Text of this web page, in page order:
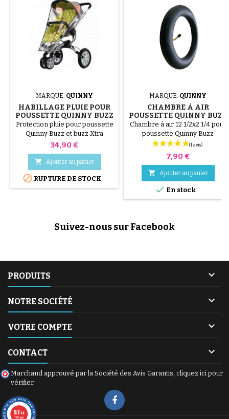
MARQUE: QUINNY
HABILLAGE PLUIE POUR
POUSSETTE QUINNY BUZZ
- BUZZ XTRA
Protection pluie pour poussette
Quinny Buzz et buzz Xtra
Prix
34,90 €
 Ajouter au panier
 RUPTURE DE STOCK
MARQUE: QUINNY
CHAMBRE À AIR
POUSSETTE QUINNY BUZZ
Chambre à air 12 1/2x2 1/4 pour
poussette Quinny Buzz
Prix
7,90 €
 Ajouter au panier
 En stock
Suivez-nous sur Facebook
PRODUITS 
NOTRE SOCIÉTÉ 
VOTRE COMPTE 
CONTACT 
Marchand approuvé par la Société des Avis Garantis, cliquez ici pour
vérifier.
9.7/10
1195 avis